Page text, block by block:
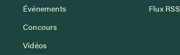
Événements
Concours
Vidéos
Flux RSS